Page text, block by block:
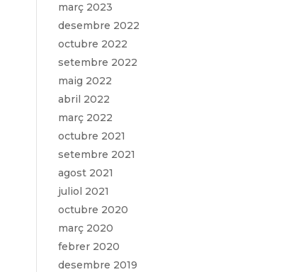
març 2023
desembre 2022
octubre 2022
setembre 2022
maig 2022
abril 2022
març 2022
octubre 2021
setembre 2021
agost 2021
juliol 2021
octubre 2020
març 2020
febrer 2020
desembre 2019